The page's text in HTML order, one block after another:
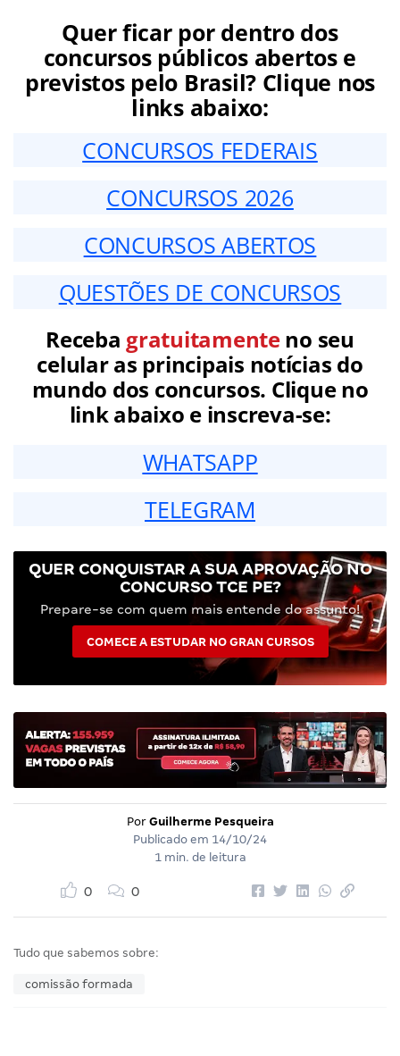
Quer ficar por dentro dos
concursos públicos abertos e
previstos pelo Brasil? Clique nos
links abaixo:
CONCURSOS FEDERAIS
CONCURSOS 2026
CONCURSOS ABERTOS
QUESTÕES DE CONCURSOS
Receba gratuitamenteno seu
celular as principais notícias do
mundo dos concursos. Clique no
link abaixo e inscreva-se:
WHATSAPP
TELEGRAM
QUER CONQUISTAR A SUA APROVAÇÃO NO
CONCURSO TCE PE?
Prepare-se com quem mais entende do assunto!
COMECE A ESTUDAR NO GRAN CURSOS
Por Guilherme Pesqueira
Publicado em 14/10/24
1 min. de leitura
0 0
Tudo que sabemos sobre:
comissão formada